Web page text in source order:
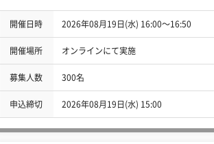
開催日時 2026年08月19日(水) 16:00〜16:50
開催場所 オンラインにて実施
募集人数 300名
申込締切 2026年08月19日(水) 15:00